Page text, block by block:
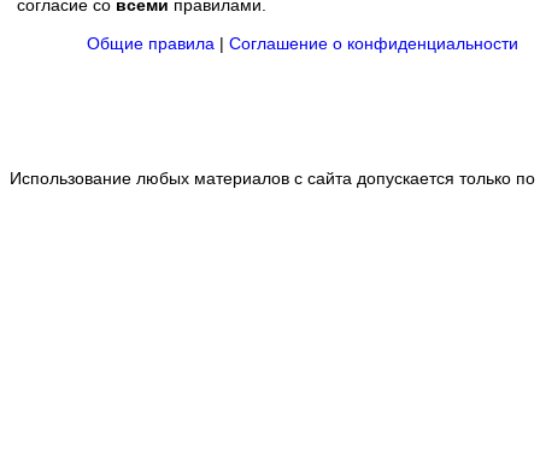
согласие со всеми правилами.
Общие правила | Соглашение о конфиденциальности
Использование любых материалов с сайта допускается только